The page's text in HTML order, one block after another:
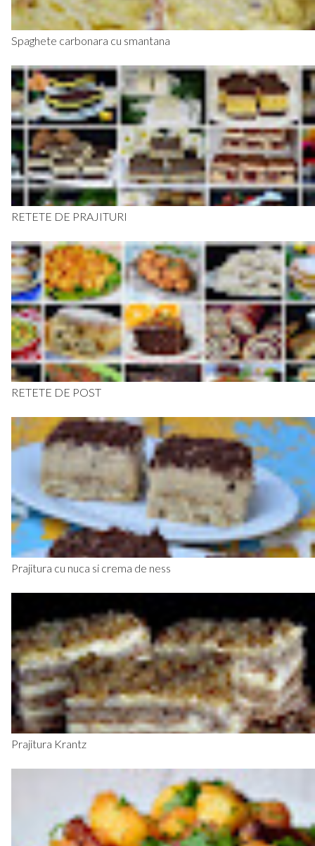
Spaghete carbonara cu smantana
RETETE DE PRAJITURI
RETETE DE POST
Prajitura cu nuca si crema de ness
Prajitura Krantz